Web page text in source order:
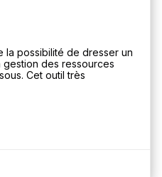
la possibilité de dresser un
des ressources
Cet outil très